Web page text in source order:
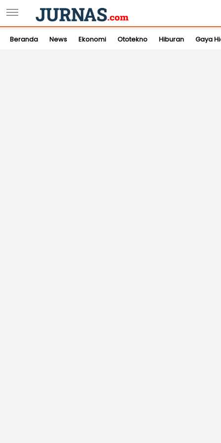
Beranda News Ekonomi Ototekno Hiburan Gaya